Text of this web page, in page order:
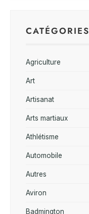
CATÉGORIES
Agriculture
Art
Artisanat
Arts martiaux
Athlétisme
Automobile
Autres
Aviron
Badmington